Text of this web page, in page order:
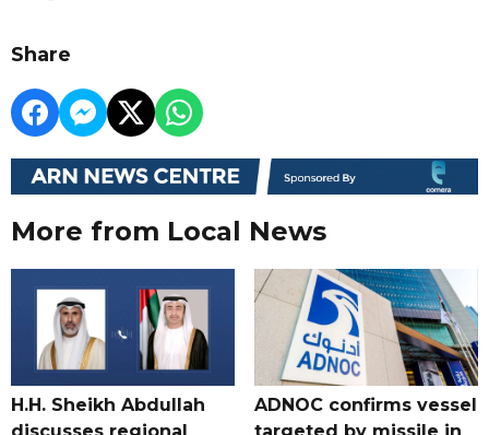
Share
More from Local News
H.H. Sheikh Abdullah
ADNOC confirms vessel